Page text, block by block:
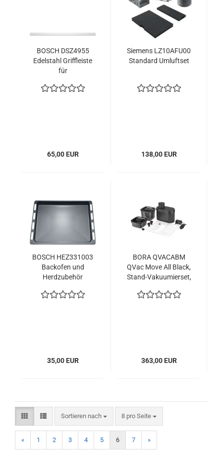
BOSCH DSZ4955
Edelstahl Griffleiste
für
90cm
65,00 EUR
Siemens LZ10AFU00
Standard Umluftset
138,00 EUR
BOSCH HEZ331003
Backofen und
Herdzubehör
35,00 EUR
BORA QVACABM
QVac Move All Black,
Stand-Vakuumierset,
363,00 EUR
Sortieren nach
Sortieren nach 8 pro Seite
pro Seite
« 1 2 3 4 5 6 7 »